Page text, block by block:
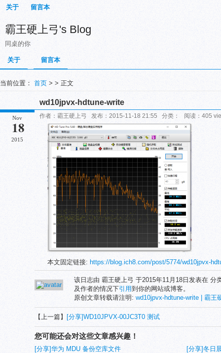
关于 留言本
霸王硬上弓's Blog
同桌的你
关于 留言本
当前位置： 首页 > > 正文
wd10jpvx-hdtune-write
Nov
18
2015
作者：霸王硬上弓 发布：2015-11-18 21:55 分类： 阅读：405
本文固定链接: https://blog.ich8.com/post/5774/wd10jpvx-
该日志由 霸王硬上弓 于2015年11月18日发表在 分
及作者的情况下引用到你的网站或博客。
原创文章转载请注明: wd10jpvx-hdtune-write | 霸王
【上一篇】 [分享]WD10JPVX-00JC3T0 测试
您可能还会对这些文章感兴趣！
[分享]华为 MDU 备份空库文件
[分享]冬日